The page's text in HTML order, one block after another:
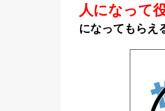
人になって
になってもらえ